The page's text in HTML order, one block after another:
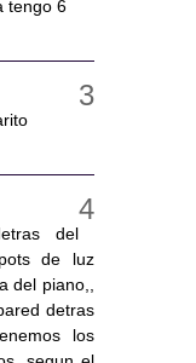
tengo 6
del
de luz
del piano,,
detras
los